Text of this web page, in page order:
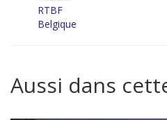
RTBF
Belgique
Aussi dans